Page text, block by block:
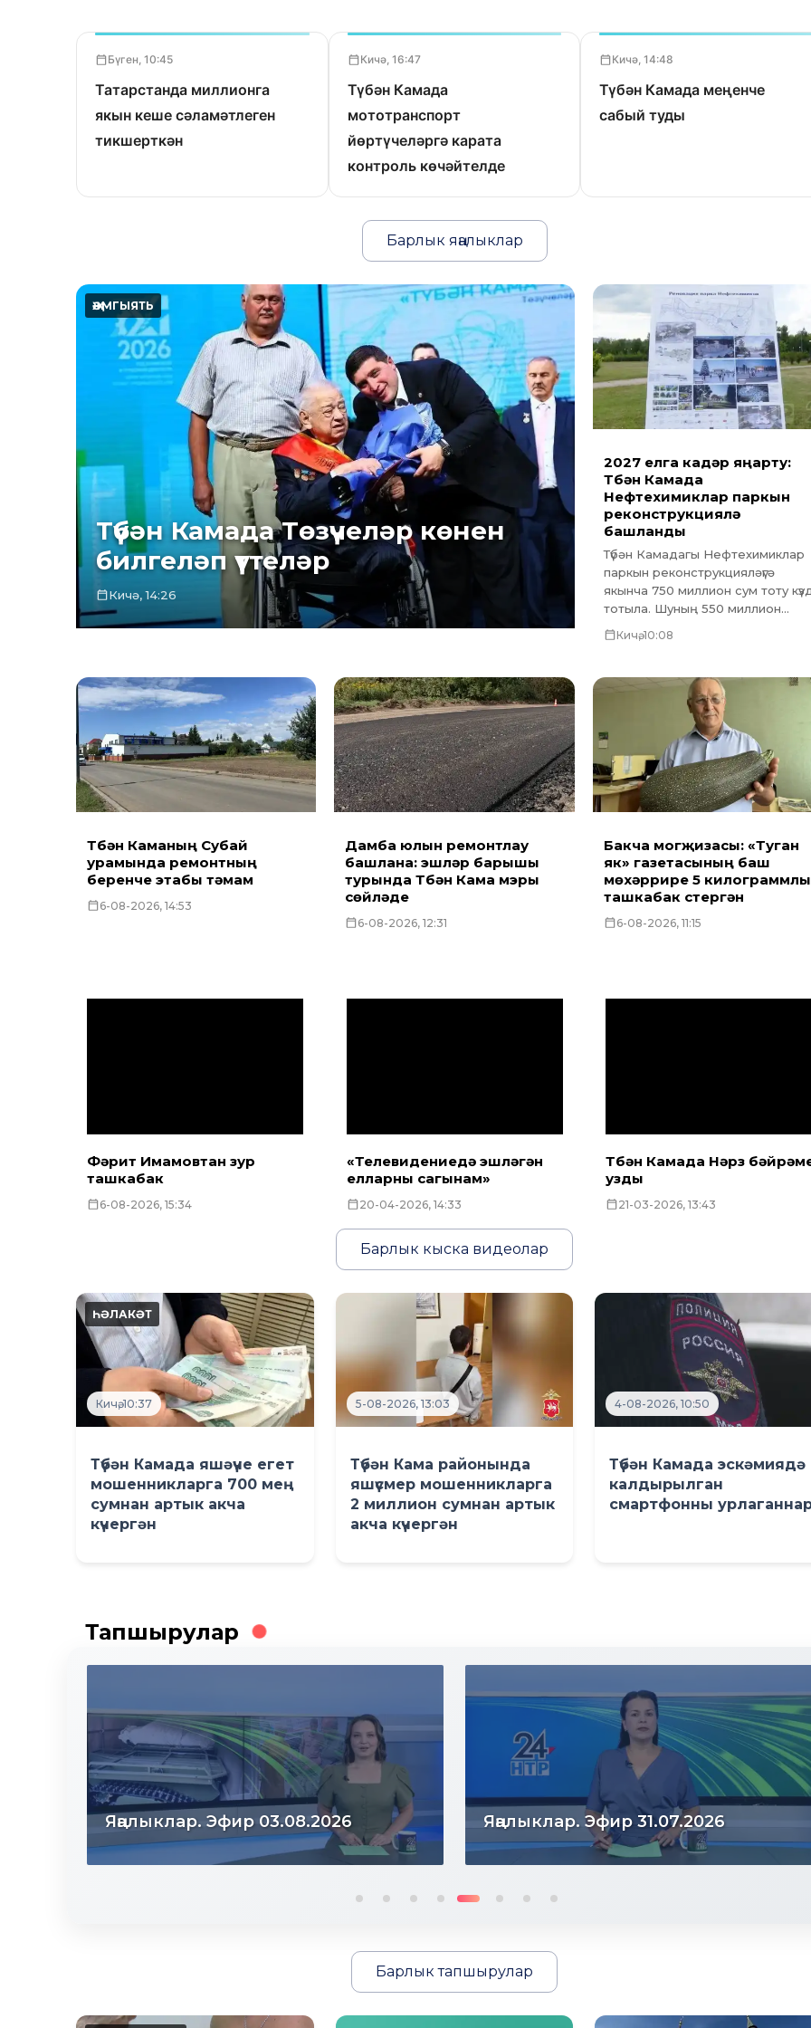
Бүген, 10:45
Татарстанда миллионга
якын кеше сәламәтлеген
тикшерткән
Кичә, 16:47
Түбән Камада
мототранспорт
йөртүчеләргә карата
контроль көчәйтелде
Кичә, 14:48
Түбән Камада меңенче
сабый туды
Барлык яңалыклар
Түбән Камада Төзүчеләр көнен
билгеләп үттеләр
Кичә, 14:26
2027 елга кадәр яңарту:
Түбән Камада
Нефтехимиклар паркын
реконструкцияләү
башланды
Түбән Камадагы Нефтехимиклар
паркын реконструкцияләүгә
якынча 750 миллион сум тоту
тотыла. Шуның 550 миллион...
Кичә, 10:08
Түбән Каманың Субай
урамында ремонтның
беренче этабы тәмам
6-08-2026, 14:53
Дамба юлын ремонтлау
башлана: эшләр барышы
турында Түбән Кама мэры
сөйләде
6-08-2026, 12:31
Бакча могҗизасы: «Туган
як» газетасының баш
мөхәррире 5 килограммлы
ташкабак үстергән
6-08-2026, 11:15
Фәрит Имамовтан зур
ташкабак
6-08-2026, 15:34
«Телевидениедә эшләгән
елларны сагынам»
20-04-2026, 14:33
Түбән Камада Нәүрүз
узды
21-03-2026, 13:43
Барлык кыска видеолар
Кичә, 10:37
Түбән Камада яшәүче егет
мошенникларга 700 мең
сумнан артык акча
күчергән
5-08-2026, 13:03
Түбән Кама районында
яшүсмер мошенникларга
2 миллион сумнан артык
акча күчергән
4-08-2026, 10:50
Түбән Камада эскәмиядә
калдырылган
смартфонны
Тапшырулар
Яңалыклар. Эфир 03.08.2026 Яңалыклар. Эфир 31.07.2026
Барлык тапшырулар